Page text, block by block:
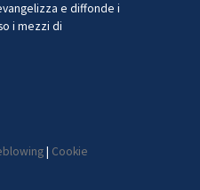
e diffonde i
i mezzi di
| Cookie